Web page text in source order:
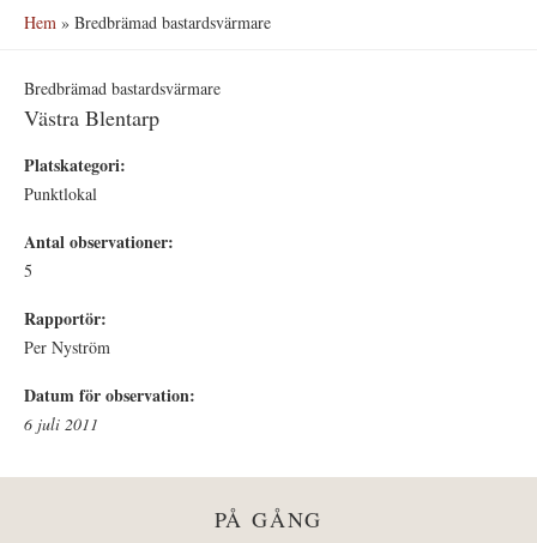
Hem » Bredbrämad bastardsvärmare
Bredbrämad bastardsvärmare
Västra Blentarp
Platskategori:
Punktlokal
Antal observationer:
5
Rapportör:
Per Nyström
Datum för observation:
6 juli 2011
PÅ GÅNG